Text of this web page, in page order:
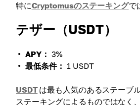
特にCryptomusのステーキングで
テザー（USDT）
APY： 3%
最低条件： 1 USDT
USDTは最も人気のあるステーブ
ステーキングによるものではなく